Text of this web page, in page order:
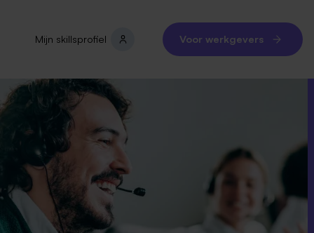
Mijn skillsprofiel Voor werkgevers